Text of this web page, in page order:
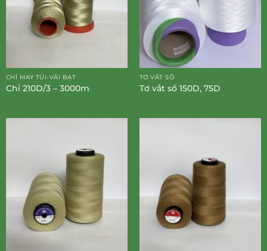
CHỈ MAY TÚI-VẢI BẠT
Chỉ 210D/3 – 3000m
TƠ VẮT SỔ
Tơ vắt sổ 150D, 75D